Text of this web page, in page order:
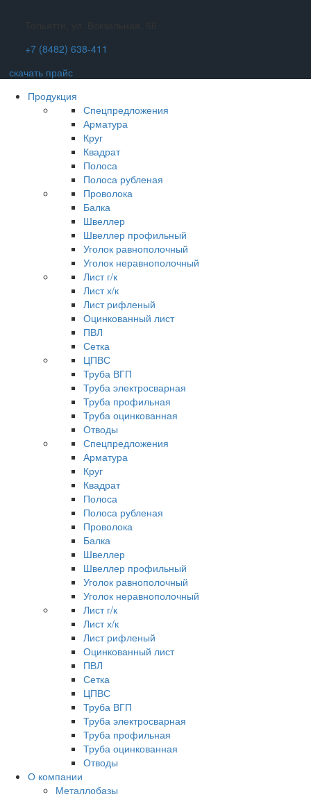
+7 (8482) 638-411
скачать прайс
Продукция
Спецпредложения
Арматура
Круг
Квадрат
Полоса
Полоса рубленая
Проволока
Балка
Швеллер
Швеллер профильный
Уголок равнополочный
Уголок неравнополочный
Лист г/к
Лист х/к
Лист рифленый
Оцинкованный лист
ПВЛ
Сетка
ЦПВС
Труба ВГП
Труба электросварная
Труба профильная
Труба оцинкованная
Отводы
Спецпредложения
Арматура
Круг
Квадрат
Полоса
Полоса рубленая
Проволока
Балка
Швеллер
Швеллер профильный
Уголок равнополочный
Уголок неравнополочный
Лист г/к
Лист х/к
Лист рифленый
Оцинкованный лист
ПВЛ
Сетка
ЦПВС
Труба ВГП
Труба электросварная
Труба профильная
Труба оцинкованная
Отводы
О компании
Металлобазы